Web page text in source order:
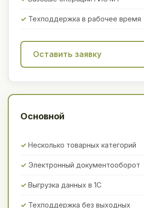
Техподдержка в рабочее время
Оставить заявку
Основной
Несколько товарных категорий
Электронный документооборот
Выгрузка данных в 1С
Техподдержка без выходных